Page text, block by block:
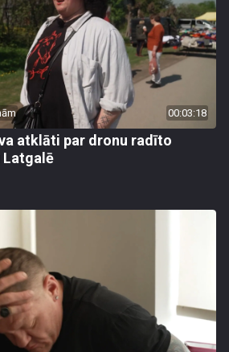
00:03:18
atklāti par dronu radīto
Latgalē